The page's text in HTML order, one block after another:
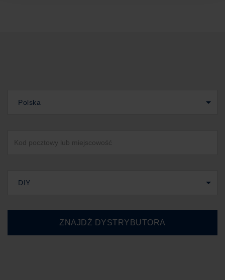
Polska
DIY